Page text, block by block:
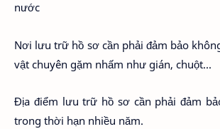
nước
Nơi lưu trữ hồ sơ cần phải đảm bảo
vật chuyên gặm nhấm như gián, chuột...
Địa điểm lưu trữ hồ sơ cần phải đảm
trong thời hạn nhiều năm.